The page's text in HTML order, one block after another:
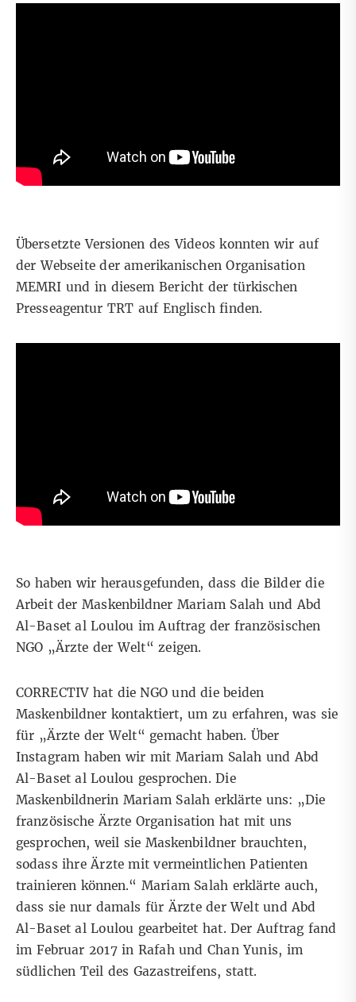
Übersetzte Versionen des Videos konnten wir auf
der Webseite der amerikanischen Organisation
MEMRI und in diesem Bericht der türkischen
Presseagentur TRT auf Englisch finden.
So haben wir herausgefunden, dass die Bilder die
Arbeit der Maskenbildner Mariam Salah und Abd
Al-Baset al Loulou im Auftrag der französischen
NGO „Ärzte der Welt“ zeigen.
CORRECTIV hat die NGO und die beiden
Maskenbildner kontaktiert, um zu erfahren, was sie
für „Ärzte der Welt“ gemacht haben. Über
Instagram haben wir mit Mariam Salah und Abd
Al-Baset al Loulou gesprochen. Die
Maskenbildnerin Mariam Salah erklärte uns: „Die
französische Ärzte Organisation hat mit uns
gesprochen, weil sie Maskenbildner brauchten,
sodass ihre Ärzte mit vermeintlichen Patienten
trainieren können.“ Mariam Salah erklärte auch,
dass sie nur damals für Ärzte der Welt und Abd
Al-Baset al Loulou gearbeitet hat. Der Auftrag fand
im Februar 2017 in Rafah und Chan Yunis, im
südlichen Teil des Gazastreifens, statt.